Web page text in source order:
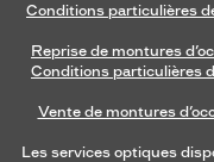
Conditions particulières
Reprise de montures
Conditions particulières
Vente de montures
Les services optiques